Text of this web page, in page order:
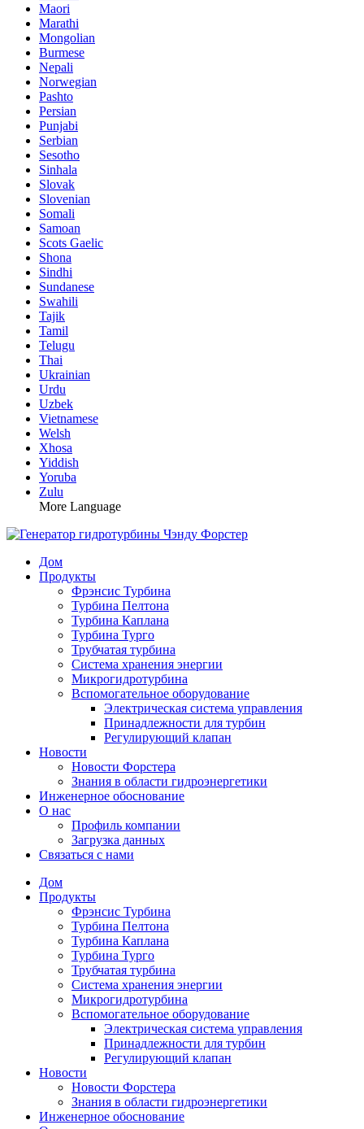
Maori
Marathi
Mongolian
Burmese
Nepali
Norwegian
Pashto
Persian
Punjabi
Serbian
Sesotho
Sinhala
Slovak
Slovenian
Somali
Samoan
Scots Gaelic
Shona
Sindhi
Sundanese
Swahili
Tajik
Tamil
Telugu
Thai
Ukrainian
Urdu
Uzbek
Vietnamese
Welsh
Xhosa
Yiddish
Yoruba
Zulu
More Language
Дом
Продукты
Фрэнсис Турбина
Турбина Пелтона
Турбина Каплана
Турбина Турго
Трубчатая турбина
Система хранения энергии
Микрогидротурбина
Вспомогательное оборудование
Электрическая система управления
Принадлежности для турбин
Регулирующий клапан
Новости
Новости Форстера
Знания в области гидроэнергетики
Инженерное обоснование
О нас
Профиль компании
Загрузка данных
Связаться с нами
Дом
Продукты
Фрэнсис Турбина
Турбина Пелтона
Турбина Каплана
Турбина Турго
Трубчатая турбина
Система хранения энергии
Микрогидротурбина
Вспомогательное оборудование
Электрическая система управления
Принадлежности для турбин
Регулирующий клапан
Новости
Новости Форстера
Знания в области гидроэнергетики
Инженерное обоснование